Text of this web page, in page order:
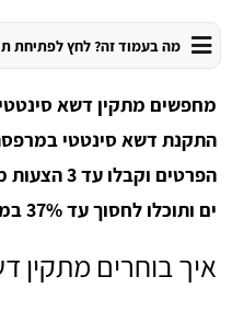
מה בעמוד זה? לחץ לפתיחת
מחפשים מתקין דשא
התקנת דשא סינטטי
הפרטים
ים ותוכלו לחסוך עד 37% במחיר!
איך בוחרים מתקין